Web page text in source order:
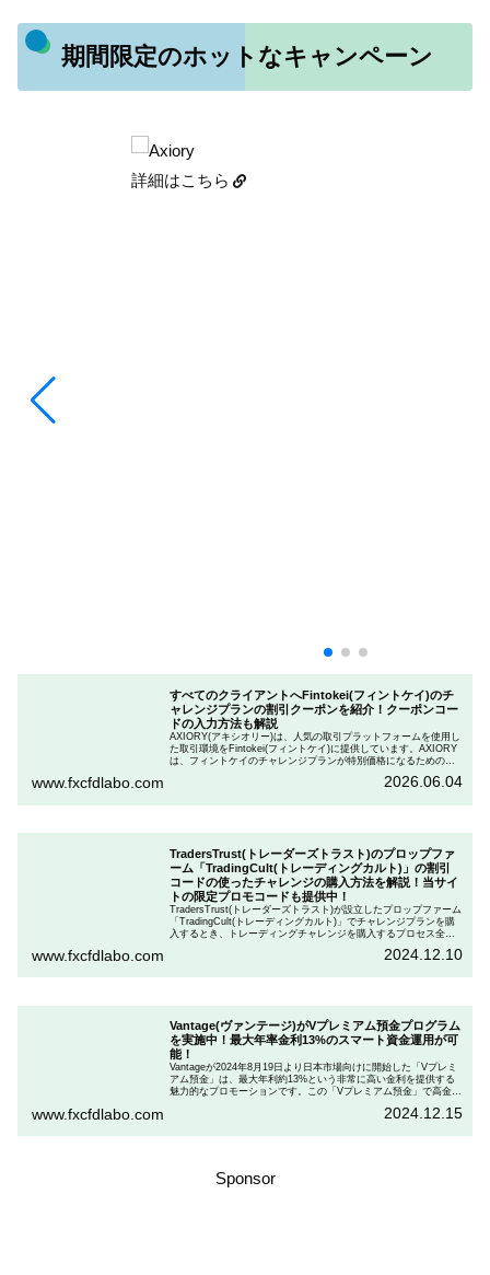
期間限定のホットなキャンペーン
すべてのクライアントへFintokei(フィントケイ)のチ
ャレンジプランの割引クーポンを紹介！クーポンコー
ドの入力方法も解説
AXIORY(アキシオリー)は、人気の取引プラットフォームを使用し
た取引環境をFintokei(フィントケイ)に提供しています。AXIORY
は、フィントケイのチャレンジプランが特別価格になるためのク
ランを申し込むときのクーポンコードを入力して割引にする方法
www.fxcfdlabo.com 2026.06.04
TradersTrust(トレーダーズトラスト)のプロップファ
ーム「TradingCult(トレーディングカルト)」の割引
コードの使ったチャレンジの購入方法を解説！当サイ
トの限定プロモコードも提供中！
TradersTrust(トレーダーズトラスト)が設立したプロップファーム
「TradingCult(トレーディングカルト)」でチャレンジプランを購
入するとき、トレーディングチャレンジを購入するプロセス全体
ます。さらに、TradingCultがほぼ定期的に実施している割引コー
www.fxcfdlabo.com 2024.12.10
Vantage(ヴァンテージ)がVプレミアム預金プログラム
を実施中！最大年率金利13%のスマート資金運用が可
能！
Vantageが2024年8月19日より日本市場向けに開始した「Vプレミ
アム預金」は、最大年利約13%という非常に高い金利を提供する
魅力的なプロモーションです。この「Vプレミアム預金」で高金利
「Vプレミアム預金」を行いたい人は、この記事をしっかりと読ん
www.fxcfdlabo.com 2024.12.15
Sponsor